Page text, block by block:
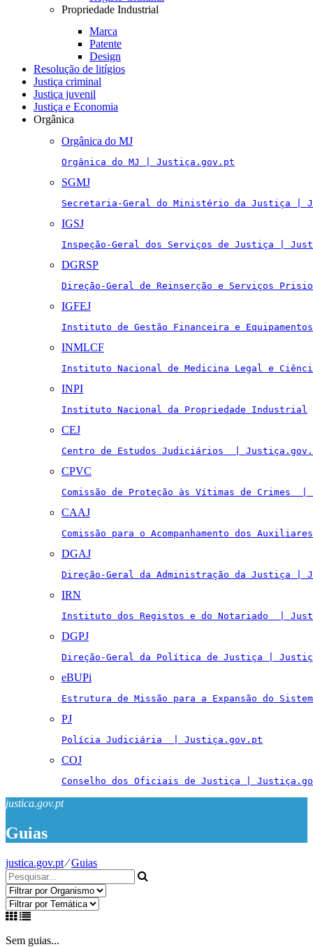
Propriedade Industrial
Marca
Patente
Design
Resolução de litígios
Justiça criminal
Justiça juvenil
Justiça e Economia
Orgânica
Orgânica do MJ
Orgânica do MJ | Justiça.gov.pt
SGMJ
Secretaria-Geral do Ministério da Justiça |
IGSJ
Inspeção-Geral dos Serviços de Justiça |
DGRSP
Direção-Geral de Reinserção e Serviços
IGFEJ
Instituto de Gestão Financeira e
INMLCF
Instituto Nacional de Medicina Legal e
INPI
Instituto Nacional da Propriedade Industrial
CEJ
Centro de Estudos Judiciários  |
CPVC
Comissão de Proteção às Vítimas de Crimes
CAAJ
Comissão para o Acompanhamento dos
DGAJ
Direção-Geral da Administração da Justiça |
IRN
Instituto dos Registos e do Notariado  |
DGPJ
Direção-Geral da Política de Justiça |
eBUPi
Estrutura de Missão para a Expansão do
PJ
Polícia Judiciária  | Justiça.gov.pt
COJ
Conselho dos Oficiais de Justiça |
justica.gov.pt
Guias
justica.gov.pt⁄Guias
Sem guias...